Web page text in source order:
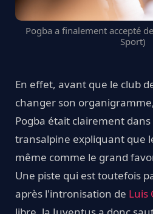
Pogba a finalement accepté
Sport)
En effet, avant que le club
changer son
Pogba était clairement
transalpine expliquant que
même comme le grand
Une piste qui est toutefois
après l'intronisation de Luis